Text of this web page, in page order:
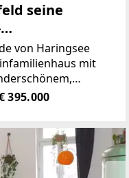
seine
Garten
von Haringsee
mit
errichtete Haus
Raumaufteilung,
395.000